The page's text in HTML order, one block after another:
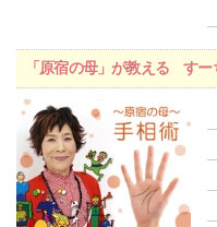
「原宿の母」が教える す